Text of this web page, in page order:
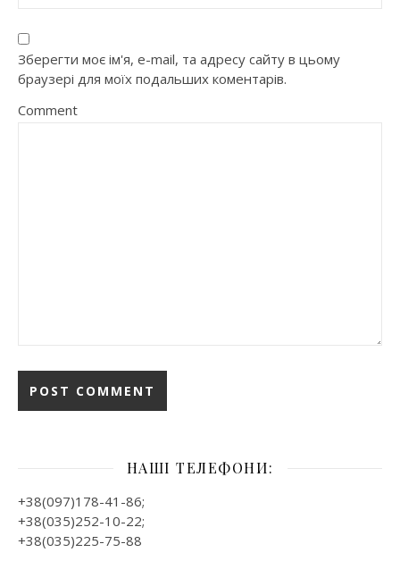
Зберегти моє ім'я, e-mail, та адресу сайту в цьому
браузері для моїх подальших коментарів.
Comment
НАШІ ТЕЛЕФОНИ:
+38(097)178-41-86;
+38(035)252-10-22;
+38(035)225-75-88